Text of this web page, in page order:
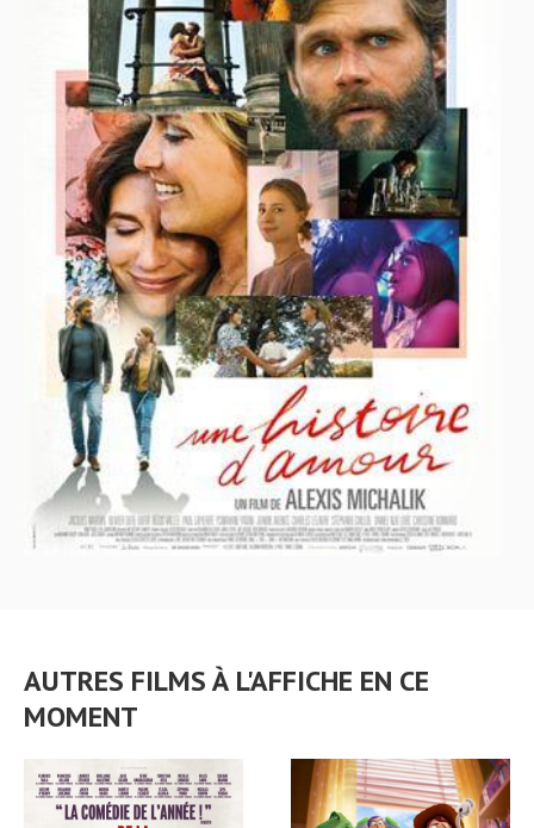
AUTRES FILMS À L'AFFICHE EN CE
MOMENT